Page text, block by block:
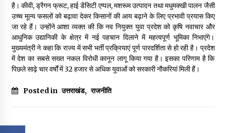
है। कीवी, ड्रैगन फ्रूट, हाई डेंसिटी एप्पल, मशरूम उत्पादन तथा मधुमक्खी पालन जैसी
उच्च मूल्य फसलों को बढ़ावा देकर किसानों की आय बढ़ाने के लिए प्रभावी प्रयास किए
जा रहे हैं। उन्होंने आशा व्यक्त की कि नव नियुक्त युवा प्रदेश को कृषि नवाचार और
आधुनिक उद्यानिकी के क्षेत्र में नई पहचान दिलाने में महत्वपूर्ण भूमिका निभाएंगे।
मुख्यमंत्री ने कहा कि राज्य में सभी भर्ती प्रक्रियाएं पूर्ण पारदर्शिता से हो रही है। प्रदेश
में देश का सबसे सख्त नकल विरोधी कानून लागू किया गया है। इसका परिणाम है कि
पिछले साढ़े चार वर्षों में 32 हजार से अधिक युवाओं को सरकारी नौकरियां मिली हैं।
Posted in उत्तराखंड, राजनीति